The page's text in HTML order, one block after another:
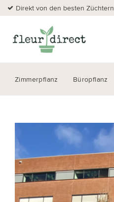
Direkt von den besten Züchtern
Zimmerpflanz Büropflanz